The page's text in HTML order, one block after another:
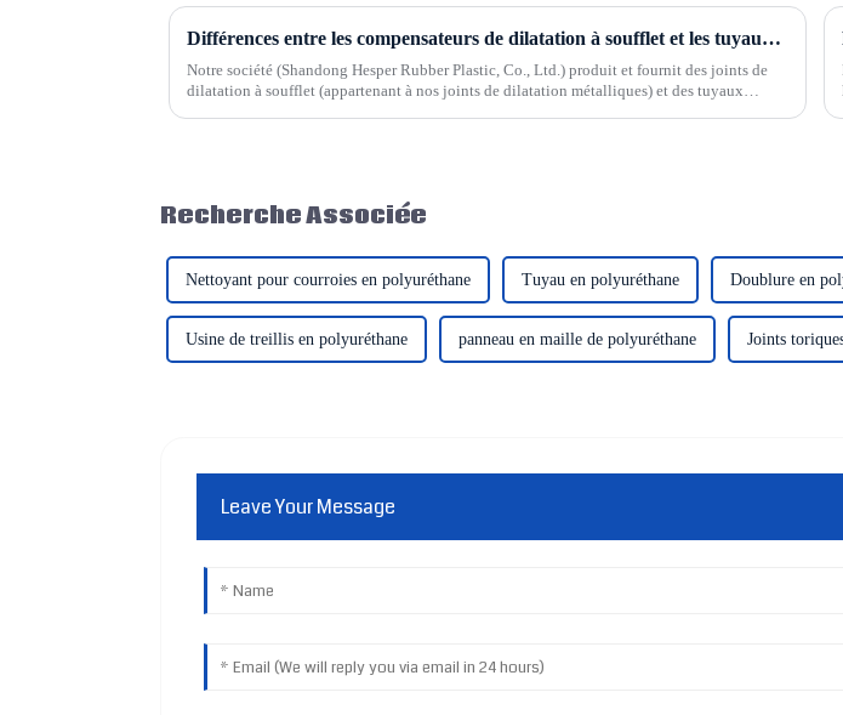
Différences entre les compensateurs de dilatation à soufflet et les tuyaux métalliques flexibles
Notre société (Shandong Hesper Rubber Plastic, Co., Ltd.) produit et fournit des joints de
dilatation à soufflet (appartenant à nos joints de dilatation métalliques) et des tuyaux
Recherche Associée
Nettoyant pour courroies en polyuréthane Tuyau en polyuréthane Doublure en
Usine de treillis en polyuréthane panneau en maille de polyuréthane Joints
Leave Your Message